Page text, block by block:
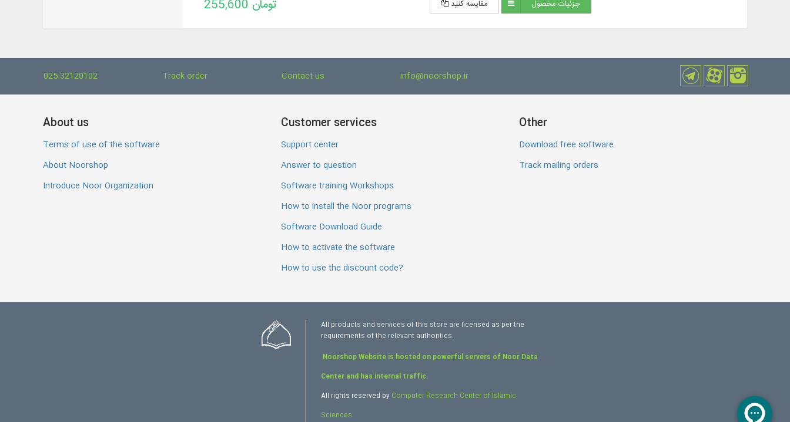
255,600 تومان مقایسه کنید جزئیات محصول
025-32120102 Track order Contact us info@noorshop.ir
About us
Terms of use of the software
About Noorshop
Introduce Noor Organization
Customer services
Support center
Answer to question
Software training Workshops
How to install the Noor programs
Software Download Guide
How to activate the software
How to use the discount code?
Other
Download free software
Track mailing orders
All products and services of this store are licensed as per the
requirements of the relevant authorities.
Noorshop Website is hosted on powerful servers of Noor Data
Center and has internal traffic.
All rights reserved by Computer Research Center of Islamic
Sciences